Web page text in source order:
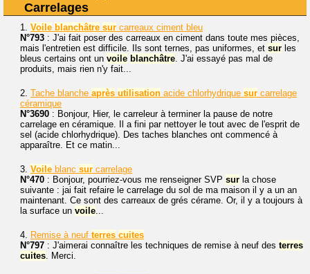
Carrelages
1. Voile blanchâtre sur carreaux ciment bleu
N°793 : J'ai fait poser des carreaux en ciment dans toute mes pièces,
mais l'entretien est difficile. Ils sont ternes, pas uniformes, et sur les
bleus certains ont un voile blanchâtre. J'ai essayé pas mal de
produits, mais rien n'y fait...
2. Tache blanche après utilisation acide chlorhydrique sur carrelage
céramique
N°3690 : Bonjour, Hier, le carreleur à terminer la pause de notre
carrelage en céramique. Il a fini par nettoyer le tout avec de l'esprit de
sel (acide chlorhydrique). Des taches blanches ont commencé à
apparaître. Et ce matin...
3. Voile blanc sur carrelage
N°470 : Bonjour, pourriez-vous me renseigner SVP sur la chose
suivante : jai fait refaire le carrelage du sol de ma maison il y a un an
maintenant. Ce sont des carreaux de grés cérame. Or, il y a toujours à
la surface un voile...
4. Remise à neuf terres cuites
N°797 : J'aimerai connaître les techniques de remise à neuf des terres
cuites. Merci.